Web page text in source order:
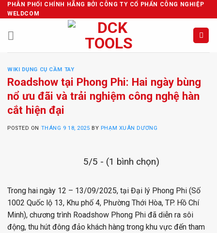
Skip
to
content
PHÂN PHỐI CHÍNH HÃNG BỞI CÔNG TY CỔ PHẨN CÔNG NGHIỆP
WELDCOM
WIKI DỤNG CỤ CẦM TAY
Roadshow tại Phong Phi: Hai ngày bùng
nổ ưu đãi và trải nghiệm công nghệ hàn
cắt hiện đại
POSTED ON THÁNG 9 18, 2025 BY PHẠM XUÂN DƯƠNG
5/5 - (1 bình chọn)
Trong hai ngày 12 – 13/09/2025, tại Đại lý Phong Phi (Số
1002 Quốc lộ 13, Khu phố 4, Phường Thới Hòa, TP. Hồ Chí
Minh), chương trình Roadshow Phong Phi đã diễn ra sôi
động, thu hút đông đảo khách hàng trong khu vực đến tham